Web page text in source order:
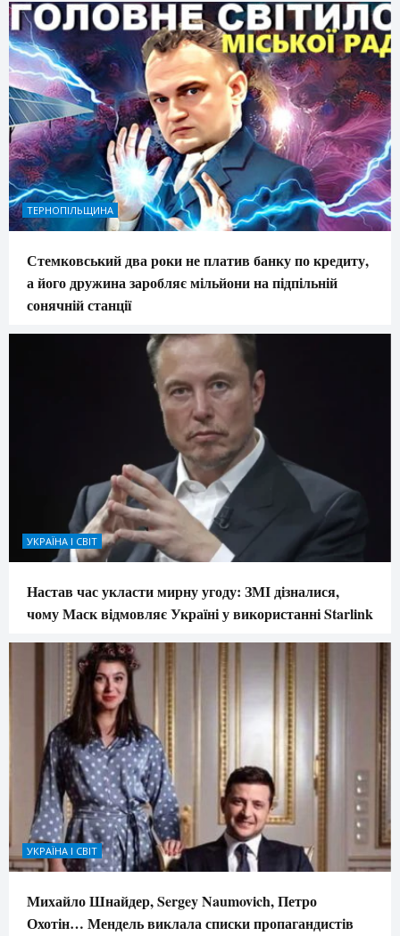
ТЕРНОПІЛЬЩИНА
Стемковський два роки не платив банку по кредиту,
а його дружина заробляє мільйони на підпільній
сонячній станції
УКРАЇНА І СВІТ
Настав час укласти мирну угоду: ЗМІ дізналися,
чому Маск відмовляє Україні у використанні Starlink
УКРАЇНА І СВІТ
Михайло Шнайдер, Sergey Naumovich, Петро
Охотін… Мендель виклала списки пропагандистів